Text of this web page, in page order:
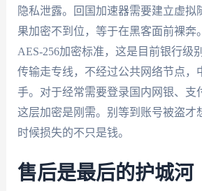
隐私泄露。回国加速器需要建立虚拟
果加密不到位，等于在黑客面前裸奔。
AES-256加密标准，这是目前银行级
传输走专线，不经过公共网络节点，
手。对于经常需要登录国内网银、支
这层加密是刚需。别等到账号被盗才
时候损失的不只是钱。
售后是最后的护城河